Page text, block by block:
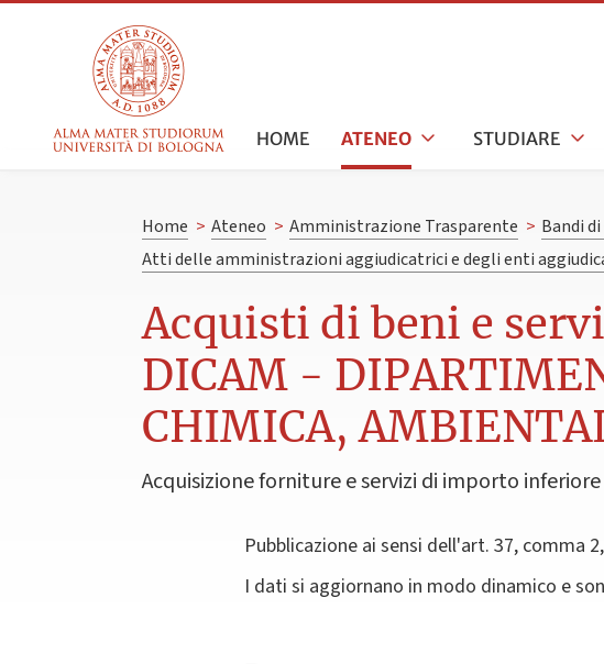
HOME ATENEO STUDIARE
Home > Ateneo > Amministrazione Trasparente > Bandi
Atti delle amministrazioni aggiudicatrici e degli enti
Acquisti di beni e
DICAM -
CHIMICA,
Acquisizione forniture e servizi di importo inferiore
Pubblicazione ai sensi dell'art. 37, comma
I dati si aggiornano in modo dinamico e